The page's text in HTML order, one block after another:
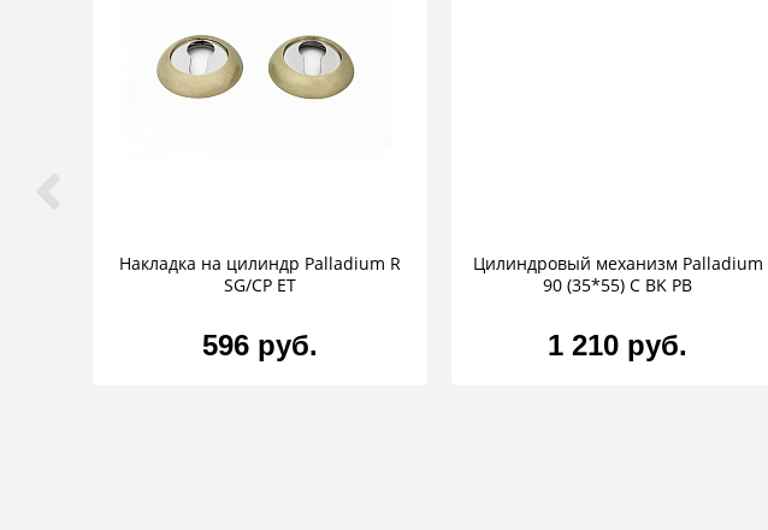
Накладка на цилиндр Palladium R
SG/CP ET
596 руб.
Цилиндровый механизм Palladium
90 (35*55) C BK PB
1 210 руб.